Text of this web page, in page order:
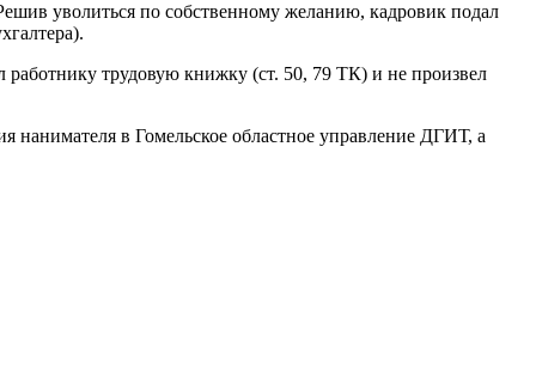
уволиться по собственному желанию, кадровик подал
работнику трудовую книжку (ст. 50, 79 ТК) и не произвел
в Гомельское областное управление ДГИТ, а